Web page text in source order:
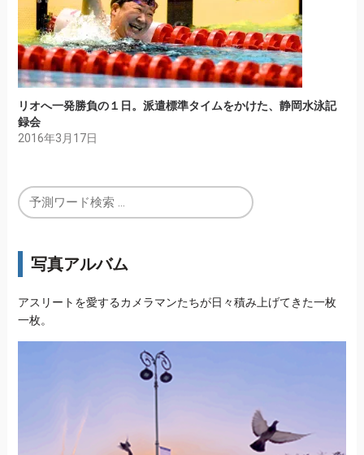
リオへ一発勝負の１日。派遣標準タイムをかけた、静岡水泳記
録会
2016年3月17日
写真アルバム
アスリートを愛するカメラマンたちが日々積み上げてきた一枚
一枚。